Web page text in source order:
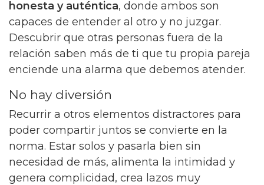
honesta y auténtica, donde ambos son
capaces de entender al otro y no juzgar.
Descubrir que otras personas fuera de la
relación saben más de ti que tu propia pareja
enciende una alarma que debemos atender.
No hay diversión
Recurrir a otros elementos distractores para
poder compartir juntos se convierte en la
norma. Estar solos y pasarla bien sin
necesidad de más, alimenta la intimidad y
genera complicidad, crea lazos muy